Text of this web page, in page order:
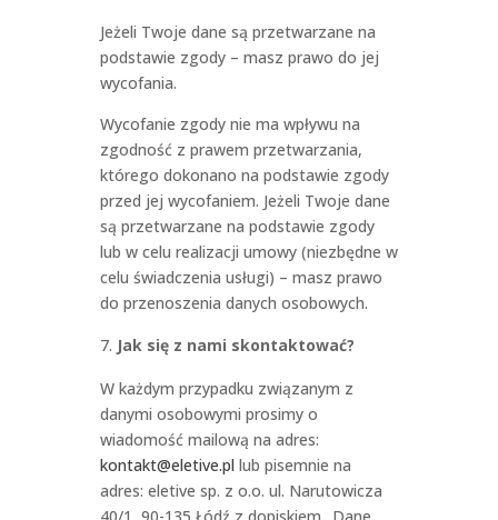
Jeżeli Twoje dane są przetwarzane na
podstawie zgody – masz prawo do jej
wycofania.
Wycofanie zgody nie ma wpływu na
zgodność z prawem przetwarzania,
którego dokonano na podstawie zgody
przed jej wycofaniem. Jeżeli Twoje dane
są przetwarzane na podstawie zgody
lub w celu realizacji umowy (niezbędne w
celu świadczenia usługi) – masz prawo
do przenoszenia danych osobowych.
Jak się z nami skontaktować?
W każdym przypadku związanym z
danymi osobowymi prosimy o
wiadomość mailową na adres:
kontakt@eletive.pl lub pisemnie na
adres: eletive sp. z o.o. ul. Narutowicza